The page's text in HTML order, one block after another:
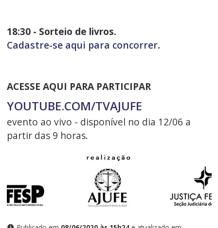
18:30 - Sorteio de livros.
Cadastre-se aqui para concorrer.
ACESSE AQUI PARA PARTICIPAR
YOUTUBE.COM/TVAJUFE
evento ao vivo - disponível no dia 12/06 a
partir das 9 horas.